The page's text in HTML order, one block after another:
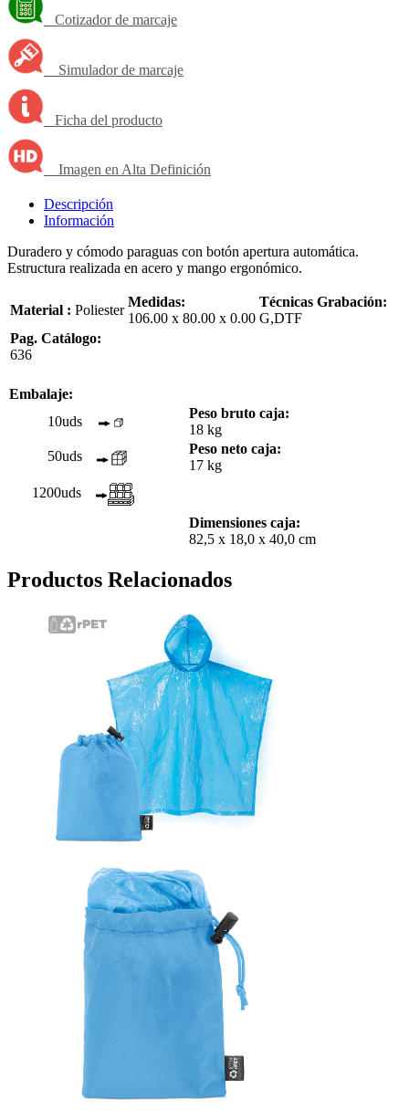
Cotizador de marcaje
Simulador de marcaje
Ficha del producto
Imagen en Alta Definición
Descripción
Información
Duradero y cómodo paraguas con botón apertura automática.
Estructura realizada en acero y mango ergonómico.
Material : Poliester
Medidas:
106.00 x 80.00 x 0.00
Técnicas Grabación:
G,DTF
Pag. Catálogo:
636
Embalaje:
10uds
Peso bruto caja:
18 kg
50uds
Peso neto caja:
17 kg
1200uds
Dimensiones caja:
82,5 x 18,0 x 40,0 cm
Productos Relacionados